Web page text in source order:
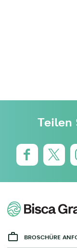
Teilen
BROSCHÜRE